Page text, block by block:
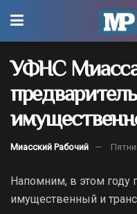
УФНС
Миасский Рабочий
Напомним, в этом году
имущественный и